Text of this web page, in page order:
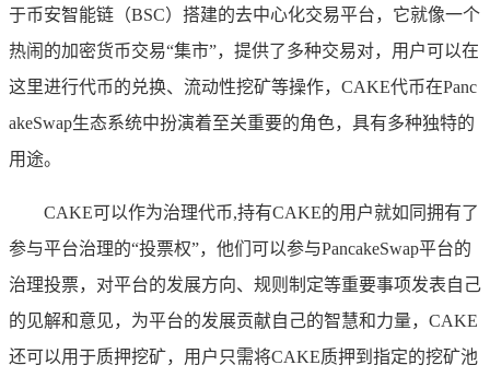
于币安智能链（BSC）搭建的去中心化交易平台，它就像一个
热闹的加密货币交易“集市”，提供了多种交易对，用户可以在
这里进行代币的兑换、流动性挖矿等操作，CAKE代币在Panc
akeSwap生态系统中扮演着至关重要的角色，具有多种独特的
用途。
CAKE可以作为治理代币,持有CAKE的用户就如同拥有了
参与平台治理的“投票权”，他们可以参与PancakeSwap平台的
治理投票，对平台的发展方向、规则制定等重要事项发表自己
的见解和意见，为平台的发展贡献自己的智慧和力量，CAKE
还可以用于质押挖矿，用户只需将CAKE质押到指定的挖矿池